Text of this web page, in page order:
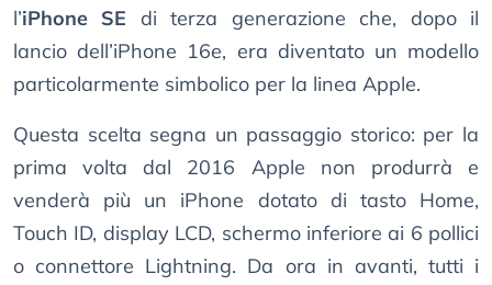
l’iPhone SE di terza generazione che, dopo il
lancio dell’iPhone 16e, era diventato un modello
particolarmente simbolico per la linea Apple.
Questa scelta segna un passaggio storico: per la
prima volta dal 2016 Apple non produrrà e
venderà più un iPhone dotato di tasto Home,
Touch ID, display LCD, schermo inferiore ai 6 pollici
o connettore Lightning. Da ora in avanti, tutti i